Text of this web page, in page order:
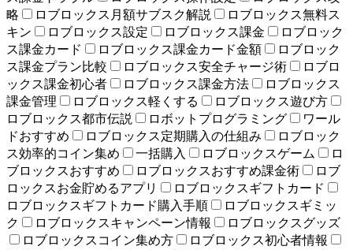
略
ロブロックス月額サブスク解説
ロブロックス無料ス
キン
ロブロックス設定 ロブロックス課金
ロブロック
ス課金カード
ロブロックス課金カード金額
ロブロック
ス課金プラン比較
ロブロックス安全チャージ術
ロブロ
ックス課金初心者
ロブロックス課金方法
ロブロックス
課金管理
ロブロックス軽くする
ロブロックス遊び方
ロブロックス都市伝説
ロボットプログラミング
ワール
ドおすすめ
ロブロックス定期購入の仕組み
ロブロック
ス効率的コイン集め
一括購入 ロブロックスゲーム
ロ
ブロックスおすすめ
ロブロックスおすすめ課金術
ロブ
ロックスお金貯めるアプリ
ロブロックスギフトカード
ロブロックスギフトカード購入手順
ロブロックスギミッ
ク
ロブロックスキャンペーン情報
ロブロックスグッズ
ロブロックスコイン集め方
ロブロックス初心者情報